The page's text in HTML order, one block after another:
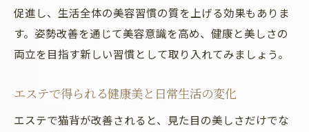
促進し、生活全体の美容習慣の質を上げる効果もありま
す。姿勢改善を通じて美容意識を高め、健康と美しさの
両立を目指す新しい習慣として取り入れてみましょう。
エステで得られる健康美と日常生活の変化
エステで猫背が改善されると、見た目の美しさだけでな